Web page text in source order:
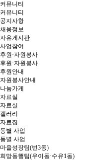
커뮤니티
커뮤니티
공지사항
채용정보
자유게시판
사업참여
후원·자원봉사
후원·자원봉사
후원안내
자원봉사안내
나눔가게
자료실
자료실
갤러리
자료집
동별 사업
동별 사업
마을성장팀(번3동)
희망동행팀(우이동·수유1동)